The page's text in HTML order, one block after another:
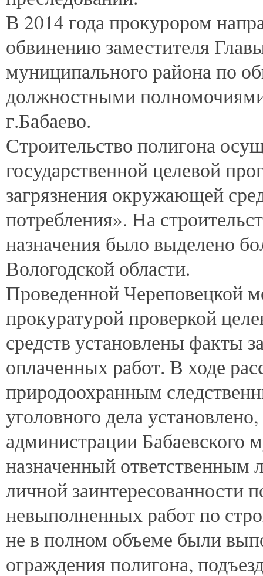
В 2014 года прокурором
обвинению заместителя
муниципального района по
должностными
г.Бабаево.
Строительство полигона
государственной целевой
загрязнения окружающей
потребления». На
назначения было выделено
Вологодской области.
Проведенной Череповецкой
прокуратурой проверкой
средств установлены факты
оплаченных работ. В ходе
природоохранным
уголовного дела
администрации Бабаевского
назначенный ответственным
личной заинтересованности
невыполненных работ по
не в полном объеме были
ограждения полигона,